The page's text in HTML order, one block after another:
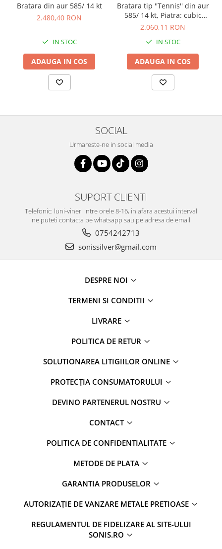
Bratara din aur 585/ 14 kt
2.480,40 RON
IN STOC
ADAUGA IN COS
Bratara tip ''Tennis'' din aur
585/ 14 kt, Piatra: cubic
zirconia, Culoare:
2.060,11 RON
IN STOC
ADAUGA IN COS
SOCIAL
Urmareste-ne in social media
SUPORT CLIENTI
Telefonic: luni-vineri intre orele 8-16, in afara acestui interval
ne puteti contacta pe whatsapp sau pe adresa de email
0754242713
sonissilver@gmail.com
DESPRE NOI
TERMENI SI CONDITII
LIVRARE
POLITICA DE RETUR
SOLUTIONAREA LITIGIILOR ONLINE
PROTECȚIA CONSUMATORULUI
DEVINO PARTENERUL NOSTRU
CONTACT
POLITICA DE CONFIDENTIALITATE
METODE DE PLATA
GARANTIA PRODUSELOR
AUTORIZAȚIE DE VANZARE METALE PRETIOASE
REGULAMENTUL DE FIDELIZARE AL SITE-ULUI
SONIS.RO